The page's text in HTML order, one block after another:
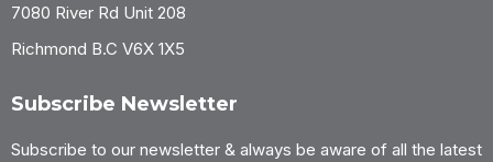
7080 River Rd Unit 208
Richmond B.C V6X 1X5
Subscribe Newsletter
Subscribe to our newsletter & always be aware of all the latest